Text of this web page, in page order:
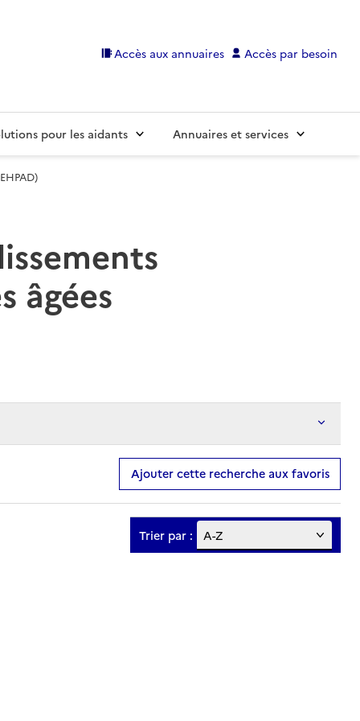
Accès aux annuaires Accès par besoin
pour les aidants Annuaires et services
âgées
Ajouter cette recherche aux favoris
Trier par :